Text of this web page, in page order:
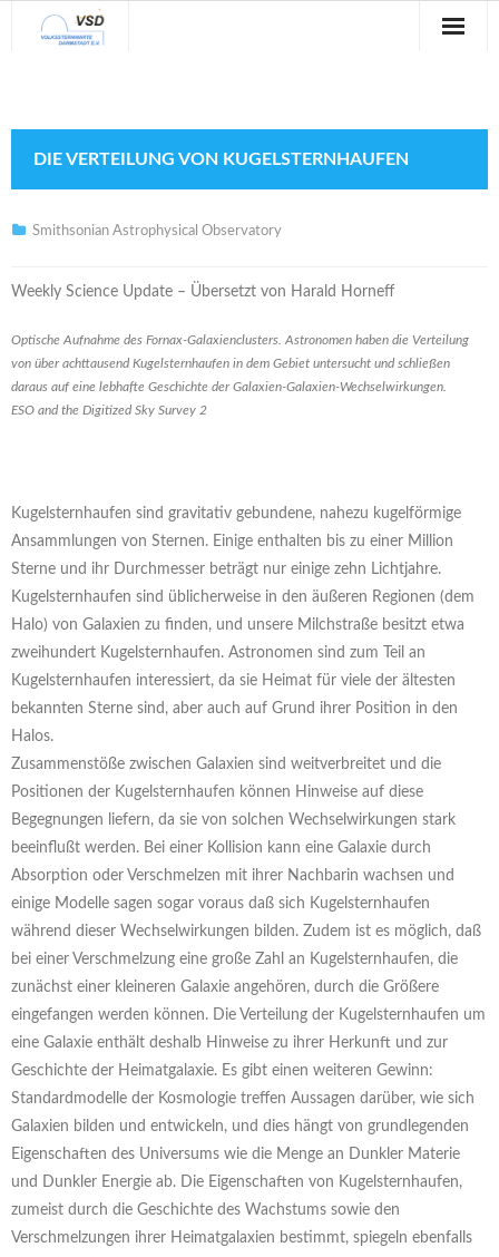
Veranstaltungen
Blog
Galerie
Anfahrt
Kontakt
DIE VERTEILUNG VON KUGELSTERNHAUFEN
Smithsonian Astrophysical Observatory
Weekly Science Update – Übersetzt von Harald Horneff
Optische Aufnahme des Fornax-Galaxienclusters. Astronomen haben die Verteilung
von über achttausend Kugelsternhaufen in dem Gebiet untersucht und schließen
daraus auf eine lebhafte Geschichte der Galaxien-Galaxien-Wechselwirkungen.
ESO and the Digitized Sky Survey 2
Kugelsternhaufen sind gravitativ gebundene, nahezu kugelförmige
Ansammlungen von Sternen. Einige enthalten bis zu einer Million
Sterne und ihr Durchmesser beträgt nur einige zehn Lichtjahre.
Kugelsternhaufen sind üblicherweise in den äußeren Regionen (dem
Halo) von Galaxien zu finden, und unsere Milchstraße besitzt etwa
zweihundert Kugelsternhaufen. Astronomen sind zum Teil an
Kugelsternhaufen interessiert, da sie Heimat für viele der ältesten
bekannten Sterne sind, aber auch auf Grund ihrer Position in den
Halos.
Zusammenstöße zwischen Galaxien sind weitverbreitet und die
Positionen der Kugelsternhaufen können Hinweise auf diese
Begegnungen liefern, da sie von solchen Wechselwirkungen stark
beeinflußt werden. Bei einer Kollision kann eine Galaxie durch
Absorption oder Verschmelzen mit ihrer Nachbarin wachsen und
einige Modelle sagen sogar voraus daß sich Kugelsternhaufen
während dieser Wechselwirkungen bilden. Zudem ist es möglich, daß
bei einer Verschmelzung eine große Zahl an Kugelsternhaufen, die
zunächst einer kleineren Galaxie angehören, durch die Größere
eingefangen werden können. Die Verteilung der Kugelsternhaufen um
eine Galaxie enthält deshalb Hinweise zu ihrer Herkunft und zur
Geschichte der Heimatgalaxie. Es gibt einen weiteren Gewinn:
Standardmodelle der Kosmologie treffen Aussagen darüber, wie sich
Galaxien bilden und entwickeln, und dies hängt von grundlegenden
Eigenschaften des Universums wie die Menge an Dunkler Materie
und Dunkler Energie ab. Die Eigenschaften von Kugelsternhaufen,
zumeist durch die Geschichte des Wachstums sowie den
Verschmelzungen ihrer Heimatgalaxien bestimmt, spiegeln ebenfalls